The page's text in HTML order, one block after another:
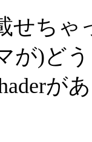
ちゃ
が)ど
が